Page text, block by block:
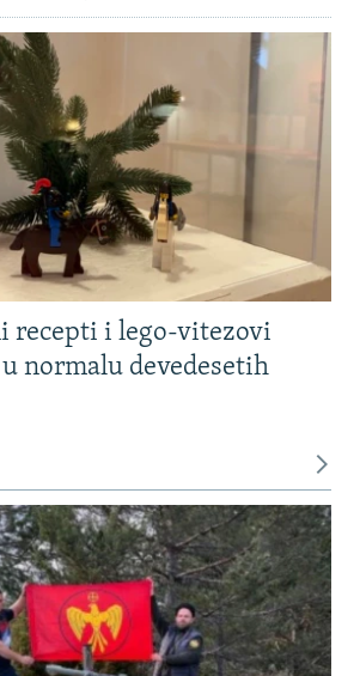
recepti i lego-vitezovi
normalu devedesetih